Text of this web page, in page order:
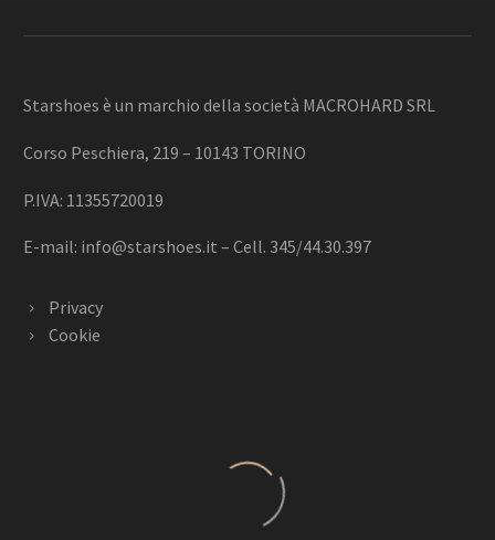
Starshoes è un marchio della società MACROHARD SRL
Corso Peschiera, 219 – 10143 TORINO
P.IVA: 11355720019
E-mail: info@starshoes.it – Cell. 345/44.30.397
Privacy
Cookie